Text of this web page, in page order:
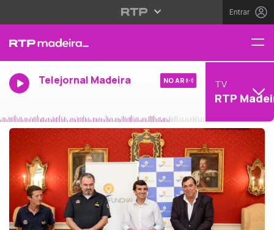
Entrar
Telejornal Madeira NO AR TV
RTP